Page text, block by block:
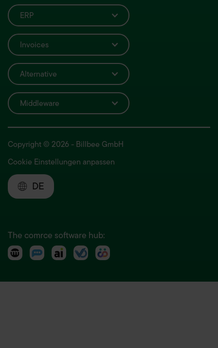
ERP
Invoices
Alternative
Middleware
Copyright © 2026 - Billbee GmbH
Cookie Einstellungen anpassen
DE
The comrce software hub: